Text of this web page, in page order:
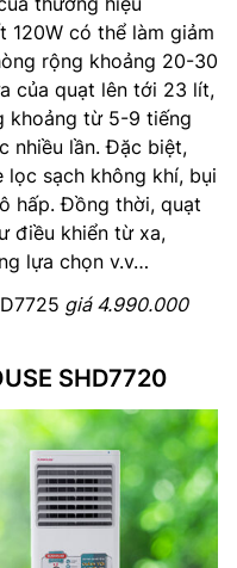
120W có thể làm giảm
rộng khoảng 20-30
của quạt lên tới 23 lít,
khoảng từ 5-9 tiếng
nhiều lần. Đặc biệt,
sạch không khí, bụi
hấp. Đồng thời, quạt
điều khiển từ xa,
lựa chọn v.v…
giá 4.990.000
SHD7720